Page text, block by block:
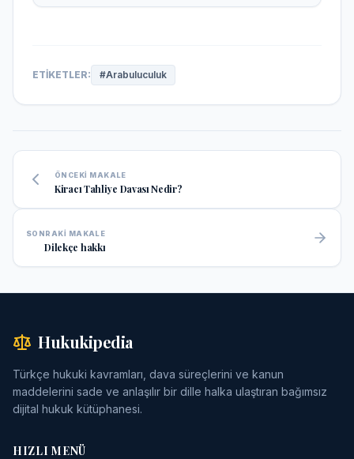
ETIKETLER: #Arabuluculuk
ÖNCEKI MAKALE
Kiracı Tahliye Davası Nedir?
SONRAKI MAKALE
Dilekçe hakkı
Hukukipedia
Türkçe hukuki kavramları, dava süreçlerini ve kanun
maddelerini sade ve anlaşılır bir dille halka ulaştıran bağımsız
dijital hukuk kütüphanesi.
HIZLI MENÜ